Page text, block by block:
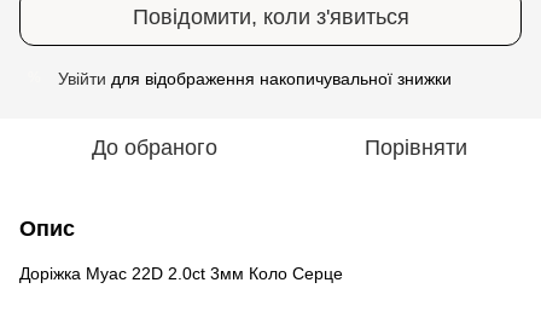
Повідомити, коли з'явиться
Увійти для відображення накопичувальної знижки
До обраного Порівняти
Опис
Доріжка Муас 22D 2.0ct 3мм Коло Серце